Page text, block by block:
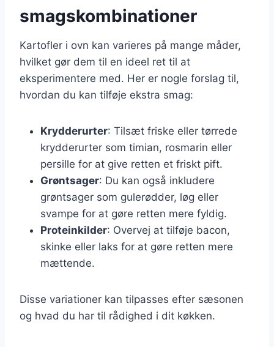
smagskombinationer
Kartofler i ovn kan varieres på mange måder,
hvilket gør dem til en ideel ret til at
eksperimentere med. Her er nogle forslag til,
hvordan du kan tilføje ekstra smag:
Krydderurter: Tilsæt friske eller tørrede
krydderurter som timian, rosmarin eller
persille for at give retten et friskt pift.
Grøntsager: Du kan også inkludere
grøntsager som gulerødder, løg eller
svampe for at gøre retten mere fyldig.
Proteinkilder: Overvej at tilføje bacon,
skinke eller laks for at gøre retten mere
mættende.
Disse variationer kan tilpasses efter sæsonen
og hvad du har til rådighed i dit køkken.